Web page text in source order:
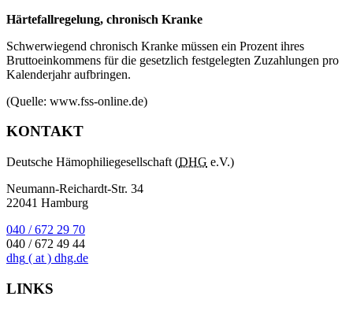
Härtefallregelung, chronisch Kranke
Schwerwiegend chronisch Kranke müssen ein Prozent ihres
Bruttoeinkommens für die gesetzlich festgelegten Zuzahlungen pro
Kalenderjahr aufbringen.
(Quelle: www.fss-online.de)
KONTAKT
Deutsche Hämophiliegesellschaft (DHG e.V.)
Neumann-Reichardt-Str. 34
22041 Hamburg
040 / 672 29 70
040 / 672 49 44
dhg ( at ) dhg.de
LINKS